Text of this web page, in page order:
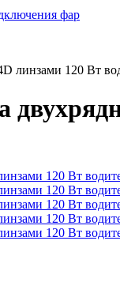
фар
линзами 120 Вт